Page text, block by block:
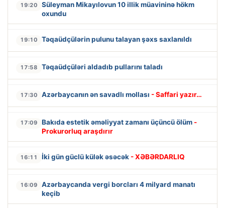
19:20
Süleyman Mikayılovun 10 illik müavininə hökm
oxundu
19:10 Təqaüdçülərin pulunu talayan şəxs saxlanıldı
17:58 Təqaüdçüləri aldadıb pullarını taladı
17:30 Azərbaycanın ən savadlı mollası - Saffari yazır…
17:09 Bakıda estetik əməliyyat zamanı üçüncü ölüm -
Prokurorluq araşdırır
16:11 İki gün güclü külək əsəcək - XƏBƏRDARLIQ
16:09
Azərbaycanda vergi borcları 4 milyard manatı
keçib